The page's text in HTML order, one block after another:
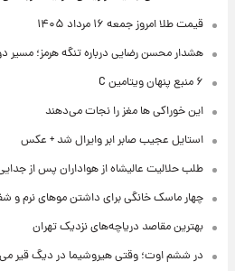
قیمت طلا امروز جمعه ۱۶ مرداد ۱۴۰۵
هشدار محسن رضایی درباره تنگه هرمز؛ مسیر
۶ منبع پنهان ویتامین C
این خوراکی ها مغز را نجات می‌دهند
استایل عجیب صابر ابر وایرال شد + عکس
طلب حلالیت عالیشاه از هواداران پس از
چهار ماسک خانگی برای داشتن موهای نرم و
بهترین مقاصد دریاچه‌های نزدیک تهران
در ششم اوت؛ وقتی هیروشیما در دیگ قیر